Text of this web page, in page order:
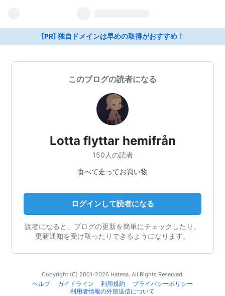
[PR] 独自ドメインは早めの取得がおすすめ！
このブログの読者になる
Lotta flyttar hemifrån
150人の読者
食べて走ってお買い物
ログインして読者になる
読者になると、ブログの更新を簡単にチェックしたり、
更新通知を受け取ったりできるようになります。
Copyright (C) 2001-2026 Hatena. All Rights Reserved.
ヘルプ
ガイドライン 利用規約
プライバシーポリシー
利用者情報の外部送信について